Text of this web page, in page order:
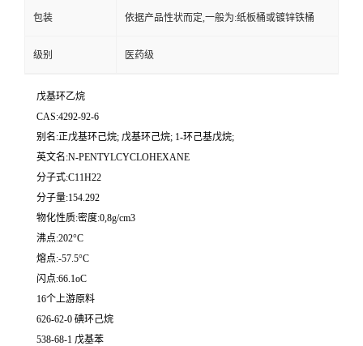
包装 依据产品性状而定,一般为:纸板桶或镀锌铁桶
级别 医药级
戊基环乙烷
CAS:4292-92-6
别名:正戊基环己烷; 戊基环己烷; 1-环己基戊烷;
英文名:N-PENTYLCYCLOHEXANE
分子式:C11H22
分子量:154.292
物化性质:密度:0,8g/cm3
沸点:202°C
熔点:-57.5°C
闪点:66.1oC
16个上游原料
626-62-0 碘环己烷
538-68-1 戊基苯